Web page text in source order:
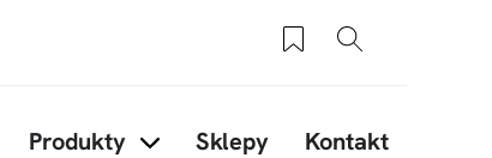
Zapisane produkty
Szukaj
Produkty Sklepy Kontakt